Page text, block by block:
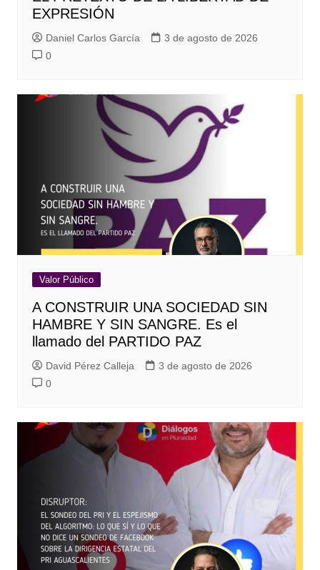
EXPRESIÓN
Daniel Carlos García
3 de agosto de 2026
0
Valor Público
A CONSTRUIR UNA SOCIEDAD SIN
HAMBRE Y SIN SANGRE. Es el
llamado del PARTIDO PAZ
David Pérez Calleja
3 de agosto de 2026
0